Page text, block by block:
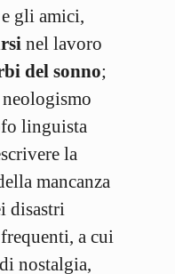
gli amici,
nel lavoro
del sonno;
neologismo
linguista
la
mancanza
disastri
a cui
nostalgia,